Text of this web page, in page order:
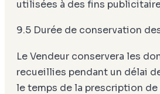
utilisées à des fins
9.5 Durée de conservation
Le Vendeur conservera les
recueillies pendant un délai
le temps de la prescription